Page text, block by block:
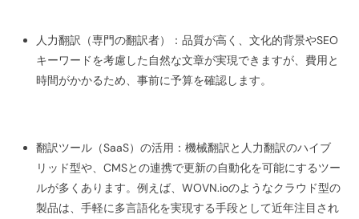
人力翻訳（専門の翻訳者）：品質が高く、文化的背景やSEO
キーワードを考慮した自然な文章が実現できますが、費用と
時間がかかるため、事前に予算を確認します。
翻訳ツール（SaaS）の活用：機械翻訳と人力翻訳のハイブ
リッド型や、CMSとの連携で更新の自動化を可能にするツー
ルが多くあります。例えば、WOVN.ioのようなクラウド型の
製品は、手軽に多言語化を実現する手段として近年注目され